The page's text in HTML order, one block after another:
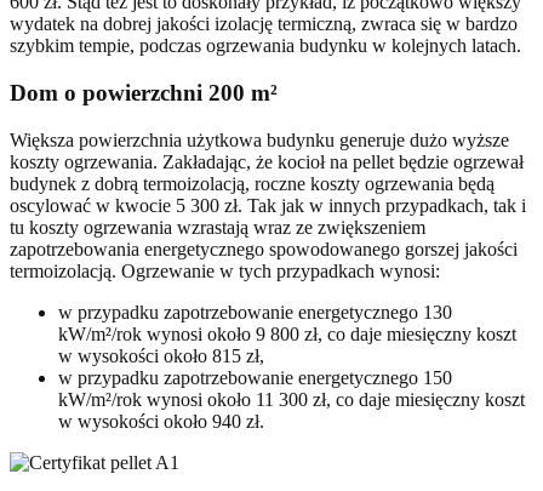
wydatek na dobrej jakości izolację termiczną, zwraca się w bardzo
szybkim tempie, podczas ogrzewania budynku w kolejnych latach.
Dom o powierzchni 200 m²
Większa powierzchnia użytkowa budynku generuje dużo wyższe
koszty ogrzewania. Zakładając, że kocioł na pellet będzie ogrzewał
budynek z dobrą termoizolacją, roczne koszty ogrzewania będą
oscylować w kwocie 5 300 zł. Tak jak w innych przypadkach, tak i
tu koszty ogrzewania wzrastają wraz ze zwiększeniem
zapotrzebowania energetycznego spowodowanego gorszej jakości
termoizolacją. Ogrzewanie w tych przypadkach wynosi:
w przypadku zapotrzebowanie energetycznego 130
kW/m²/rok wynosi około 9 800 zł, co daje miesięczny koszt
w wysokości około 815 zł,
w przypadku zapotrzebowanie energetycznego 150
kW/m²/rok wynosi około 11 300 zł, co daje miesięczny koszt
w wysokości około 940 zł.